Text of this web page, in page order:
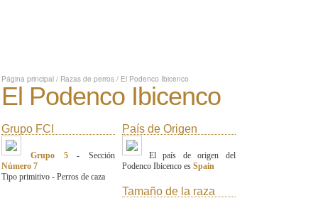
Página principal / Razas de perros / El Podenco Ibicenco
El Podenco Ibicenco
Grupo FCI
Grupo 5- Sección
Número 7
Tipo primitivo - Perros de caza
País de Origen
El país de origen del
Podenco Ibicenco es Spain
Tamaño de la raza